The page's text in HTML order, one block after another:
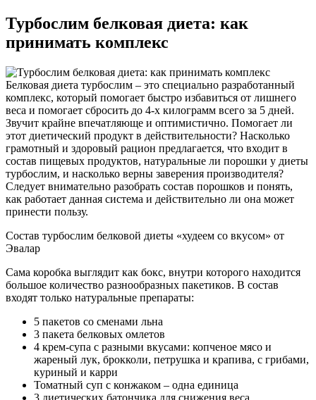
Турбослим белковая диета: как
принимать комплекс
Белковая диета турбослим – это специально разработанный
комплекс, который помогает быстро избавиться от лишнего
веса и помогает сбросить до 4-х килограмм всего за 5 дней.
Звучит крайне впечатляюще и оптимистично. Помогает ли
этот диетический продукт в действительности? Насколько
грамотный и здоровый рацион предлагается, что входит в
состав пищевых продуктов, натуральные ли порошки у диеты
турбослим, и насколько верны заверения производителя?
Следует внимательно разобрать состав порошков и понять,
как работает данная система и действительно ли она может
принести пользу.
Состав турбослим белковой диеты «худеем со вкусом» от
Эвалар
Сама коробка выглядит как бокс, внутри которого находится
большое количество разнообразных пакетиков. В состав
входят только натуральные препараты:
5 пакетов со сменами льна
3 пакета белковых омлетов
4 крем-супа с разными вкусами: копченое мясо и
жареный лук, брокколи, петрушка и крапива, с грибами,
куриный и карри
Томатный суп с конжаком – одна единица
3 диетических батончика для снижения веса